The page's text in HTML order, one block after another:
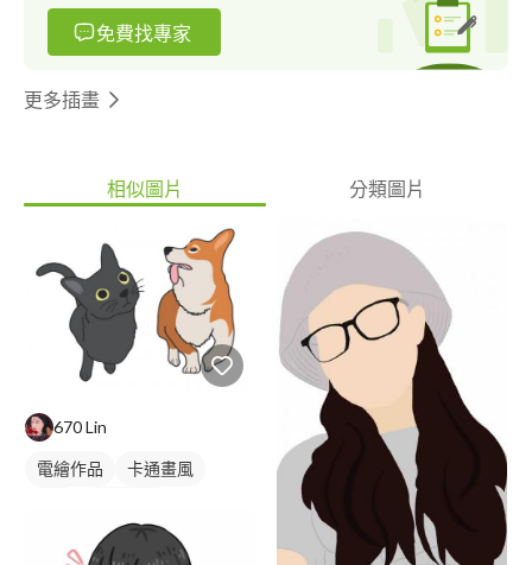
免費找專家
更多插畫
相似圖片 分類圖片
670 Lin
電繪作品
卡通畫風